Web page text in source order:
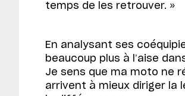
temps de les retrouver. »
En analysant ses
beaucoup plus à l’aise
Je sens que ma moto ne
arrivent à mieux diriger la